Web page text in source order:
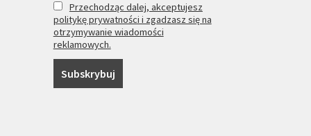
Przechodząc dalej, akceptujesz
politykę prywatności i zgadzasz się na
otrzymywanie wiadomości
reklamowych.